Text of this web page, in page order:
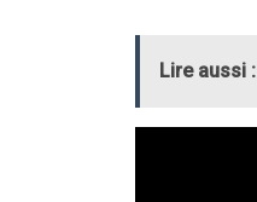
Lire aussi :